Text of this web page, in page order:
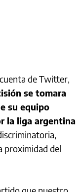
de Twitter,
se tomara
su equipo
la liga argentina
proximidad del